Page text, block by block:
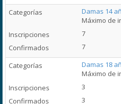
Damas 14
Máximo de
7
7
Damas 18
Máximo de
3
3